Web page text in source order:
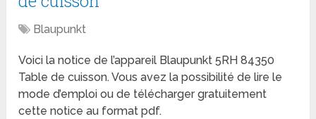
Blaupunkt
Voici la notice de l’appareil Blaupunkt 5RH 84350
Table de cuisson. Vous avez la possibilité de lire le
mode d’emploi ou de télécharger gratuitement
cette notice au format pdf.